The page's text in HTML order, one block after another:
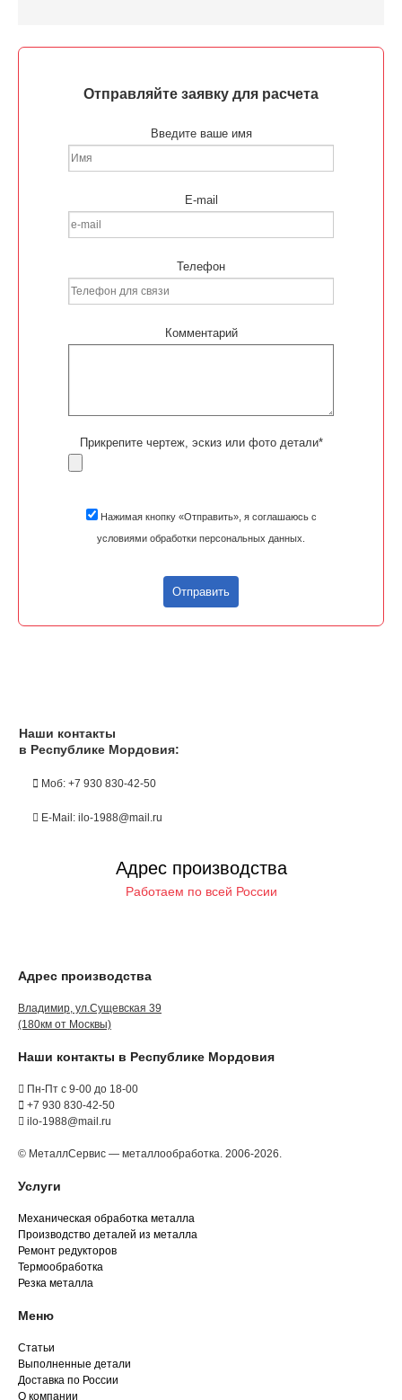
Отправляйте заявку для расчета
Введите ваше имя
E-mail
Телефон
Комментарий
Прикрепите чертеж, эскиз или фото детали*
Нажимая кнопку «Отправить», я соглашаюсь с
условиями обработки персональных данных.
Отправить
Наши контакты
в Республике Мордовия:
Моб: +7 930 830-42-50
E-Mail: ilo-1988@mail.ru
Адрес производства
Работаем по всей России
Адрес производства
Владимир, ул.Сущевская 39
(180км от Москвы)
Наши контакты в Республике Мордовия
Пн-Пт с 9-00 до 18-00
+7 930 830-42-50
ilo-1988@mail.ru
© МеталлСервис — металлообработка. 2006-2026.
Услуги
Механическая обработка металла
Производство деталей из металла
Ремонт редукторов
Термообработка
Резка металла
Меню
Статьи
Выполненные детали
Доставка по России
О компании